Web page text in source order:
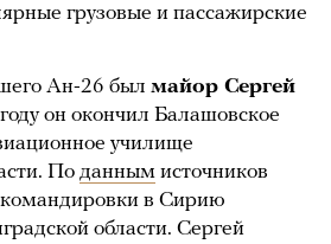
грузовые и пассажирские
Ан-26 был майор Сергей
он окончил Балашовское
училище
По данным источников
в Сирию
области. Сергей